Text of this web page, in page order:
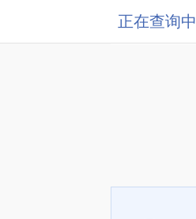
正在查询中